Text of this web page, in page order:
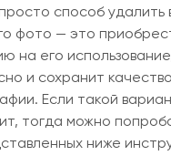
способ удалить
фото — это
на его использование
и сохранит качество
Если такой
тогда можно
ниже